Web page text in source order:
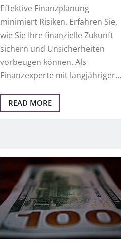
Effektive Finanzplanung
minimiert Risiken. Erfahren Sie,
wie Sie Ihre finanzielle Zukunft
sichern und Unsicherheiten
vorbeugen können. Als
Finanzexperte mit langjähriger…
READ MORE